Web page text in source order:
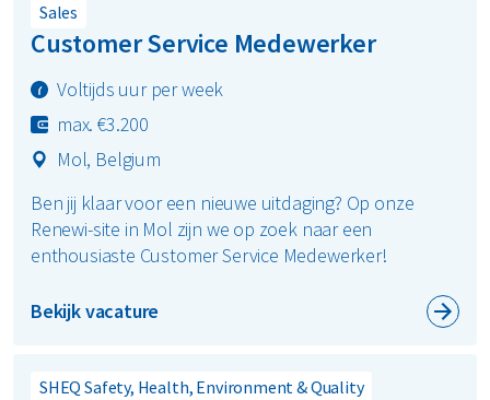
Sales
Customer Service Medewerker
Voltijds uur per week
max. €3.200
Mol, Belgium
Ben jij klaar voor een nieuwe uitdaging? Op onze
Renewi-site in Mol zijn we op zoek naar een
enthousiaste Customer Service Medewerker!
Bekijk vacature
SHEQ Safety, Health, Environment & Quality